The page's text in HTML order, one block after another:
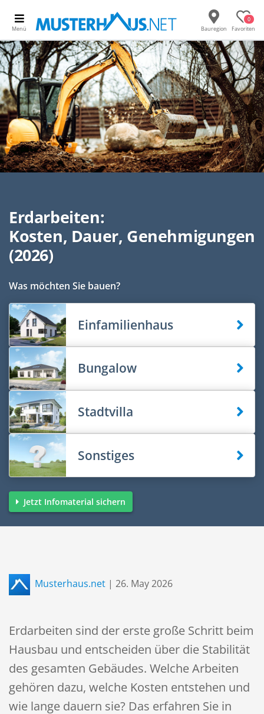
Menü Bauregion
0
Favoriten
Erdarbeiten:
Kosten, Dauer, Genehmigungen
(2026)
Was möchten Sie bauen?
Einfamilienhaus
Bungalow
Stadtvilla
Sonstiges
Jetzt Infomaterial sichern
Musterhaus.net | 26. May 2026
Erdarbeiten sind der erste große Schritt beim
Hausbau und entscheiden über die Stabilität
des gesamten Gebäudes. Welche Arbeiten
gehören dazu, welche Kosten entstehen und
wie lange dauern sie? Das erfahren Sie in